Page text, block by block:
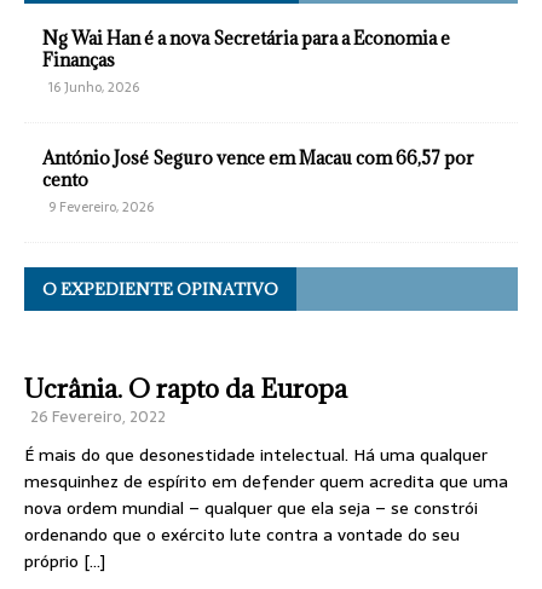
Ng Wai Han é a nova Secretária para a Economia e
Finanças
16 Junho, 2026
António José Seguro vence em Macau com 66,57 por
cento
9 Fevereiro, 2026
O EXPEDIENTE OPINATIVO
Ucrânia. O rapto da Europa
26 Fevereiro, 2022
É mais do que desonestidade intelectual. Há uma qualquer
mesquinhez de espírito em defender quem acredita que uma
nova ordem mundial – qualquer que ela seja – se constrói
ordenando que o exército lute contra a vontade do seu
próprio […]